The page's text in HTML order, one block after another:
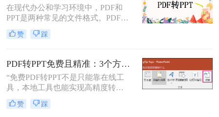
在现代办公和学习环境中，PDF和
PPT是两种常见的文件格式。PDF文
件因其跨平台性和不易修改性而广受
欢迎，而PPT则因其强大的演示功能
要将PDF文件转换为PPT格式，以便
进行编辑、修改或演示。那么pdf怎么
转换成ppt呢？本文将详细介绍几种将
PDF转换为PPT的方法，帮助您轻松
实现文件格式的转换。
赞 踩
PDF转PPT免费且精准：3个方法的转换精度和避坑指南！
“免费PDF转PPT不是只能靠在线工
具，本地工具也能实现高精度转
换”在职场办公与自媒体创作中，将
PDF格式的报告、课件、素材转为可
赞 踩